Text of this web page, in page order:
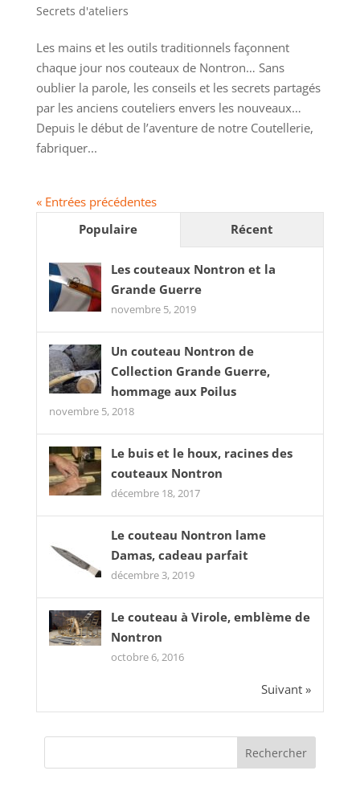
Secrets d'ateliers
Les mains et les outils traditionnels façonnent
chaque jour nos couteaux de Nontron… Sans
oublier la parole, les conseils et les secrets partagés
par les anciens couteliers envers les nouveaux…
Depuis le début de l’aventure de notre Coutellerie,
fabriquer...
« Entrées précédentes
Populaire
Récent
Les couteaux Nontron et la
Grande Guerre
novembre 5, 2019
Un couteau Nontron de
Collection Grande Guerre,
hommage aux Poilus
novembre 5, 2018
Le buis et le houx, racines des
couteaux Nontron
décembre 18, 2017
Le couteau Nontron lame
Damas, cadeau parfait
décembre 3, 2019
Le couteau à Virole, emblème de
Nontron
octobre 6, 2016
Suivant »